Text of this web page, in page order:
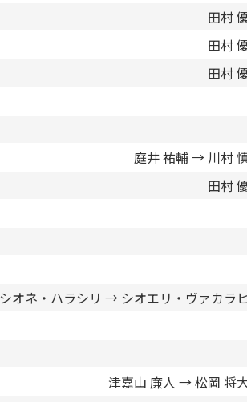
田村
田村
田村
庭井 祐輔 → 川村
田村
シオネ・ハラシリ → シオエリ・ヴァカラヒ
津嘉山 廉人 → 松岡 将